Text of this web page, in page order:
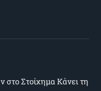
στο Στοίχημα Κάνει τη